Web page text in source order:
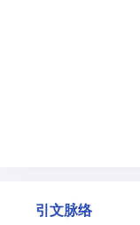
引文脉络